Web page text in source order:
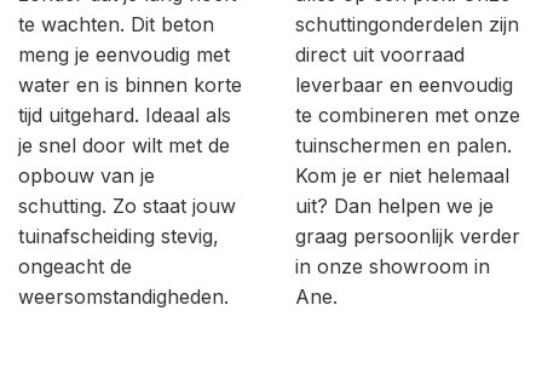
te wachten. Dit beton
meng je eenvoudig met
water en is binnen korte
tijd uitgehard. Ideaal als
je snel door wilt met de
opbouw van je
schutting. Zo staat jouw
tuinafscheiding stevig,
ongeacht de
weersomstandigheden.
schuttingonderdelen zijn
direct uit voorraad
leverbaar en eenvoudig
te combineren met onze
tuinschermen en palen.
Kom je er niet helemaal
uit? Dan helpen we je
graag persoonlijk verder
in onze showroom in
Ane.